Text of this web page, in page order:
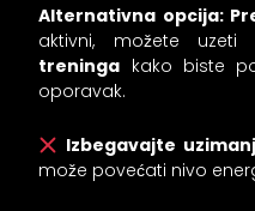
Alternativna opcija:
aktivni, možete uzeti
treninga kako biste
oporavak.
Izbegavajte
može povećati nivo